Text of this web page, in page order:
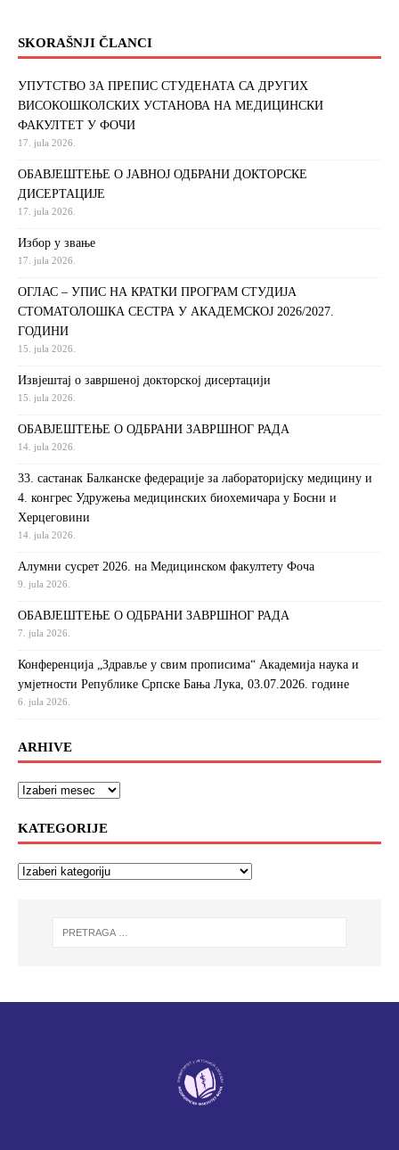
SKORAŠNJI ČLANCI
УПУТСТВО ЗА ПРЕПИС СТУДЕНАТА СА ДРУГИХ
ВИСОКОШКОЛСКИХ УСТАНОВА НА МЕДИЦИНСКИ
ФАКУЛТЕТ У ФОЧИ
17. jula 2026.
ОБАВЈЕШТЕЊЕ О ЈАВНОЈ ОДБРАНИ ДОКТОРСКЕ
ДИСЕРТАЦИЈЕ
17. jula 2026.
Избор у звање
17. jula 2026.
ОГЛАС – УПИС НА КРАТКИ ПРОГРАМ СТУДИЈА
СТОМАТОЛОШКА СЕСТРА У АКАДЕМСКОЈ 2026/2027.
ГОДИНИ
15. jula 2026.
Извjeштaj o зaвршeнoj дoктoрскoj дисeртaциjи
15. jula 2026.
ОБАВЈЕШТЕЊЕ О ОДБРАНИ ЗАВРШНОГ РАДА
14. jula 2026.
33. састанак Балканске федерације за лабораторијску медицину и
4. конгрес Удружења медицинских биохемичара у Босни и
Херцеговини
14. jula 2026.
Алумни сусрет 2026. на Медицинском факултету Фоча
9. jula 2026.
ОБАВЈЕШТЕЊЕ О ОДБРАНИ ЗАВРШНОГ РАДА
7. jula 2026.
Конференција „Здравље у свим прописима“ Академија наука и
умјетности Републике Српске Бања Лука, 03.07.2026. године
6. jula 2026.
ARHIVE
KATEGORIJE